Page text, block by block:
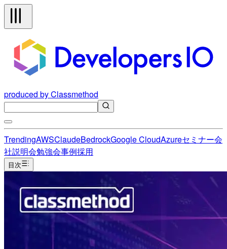
produced by Classmethod
TrendingAWSClaudeBedrockGoogle CloudAzureセミナー会
社説明会勉強会事例採用
目次